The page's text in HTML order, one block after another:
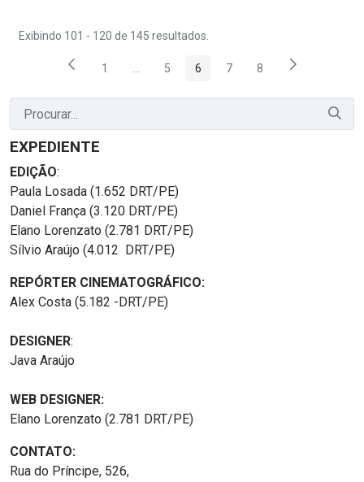
Exibindo 101 - 120 de 145 resultados.
Página
1 Páginas intermediárias Usar ABA para
Página
5 Página
6 Página
7 Página
8
EXPEDIENTE
EDIÇÃO:
Paula Losada (1.652 DRT/PE)
Daniel França (3.120 DRT/PE)
Elano Lorenzato (2.781 DRT/PE)
Sílvio Araújo (4.012 DRT/PE)
REPÓRTER CINEMATOGRÁFICO:
Alex Costa (5.182 -DRT/PE)
DESIGNER:
Java Araújo
WEB DESIGNER:
Elano Lorenzato (2.781 DRT/PE)
CONTATO:
Rua do Príncipe, 526,